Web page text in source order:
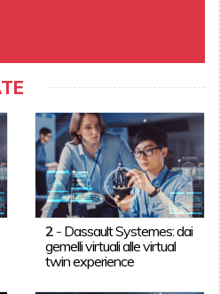
2 - Dassault Systemes: dai
gemelli virtuali alle virtual
twin experience